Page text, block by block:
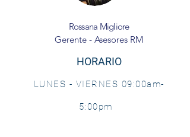
Rossana Migliore
Gerente - Asesores RM
HORARIO
LUNES - VIERNES 09:00am-
5:00pm